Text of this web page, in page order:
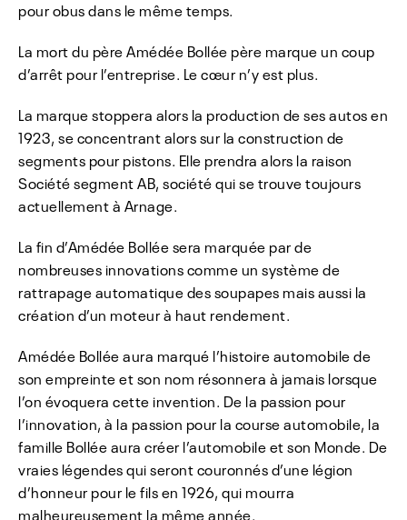
pour obus dans le même temps.
La mort du père Amédée Bollée père marque un coup
d’arrêt pour l’entreprise. Le cœur n’y est plus.
La marque stoppera alors la production de ses autos en
1923, se concentrant alors sur la construction de
segments pour pistons. Elle prendra alors la raison
Société segment AB, société qui se trouve toujours
actuellement à Arnage.
La fin d’Amédée Bollée sera marquée par de
nombreuses innovations comme un système de
rattrapage automatique des soupapes mais aussi la
création d’un moteur à haut rendement.
Amédée Bollée aura marqué l’histoire automobile de
son empreinte et son nom résonnera à jamais lorsque
l’on évoquera cette invention. De la passion pour
l’innovation, à la passion pour la course automobile, la
famille Bollée aura créer l’automobile et son Monde. De
vraies légendes qui seront couronnés d’une légion
d’honneur pour le fils en 1926, qui mourra
malheureusement la même année.